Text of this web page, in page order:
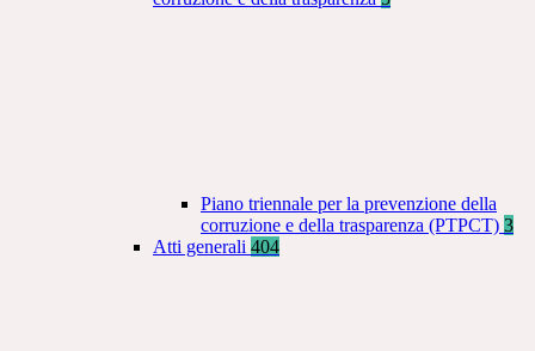
Piano triennale per la prevenzione della
corruzione e della trasparenza (PTPCT) 3
Atti generali 404